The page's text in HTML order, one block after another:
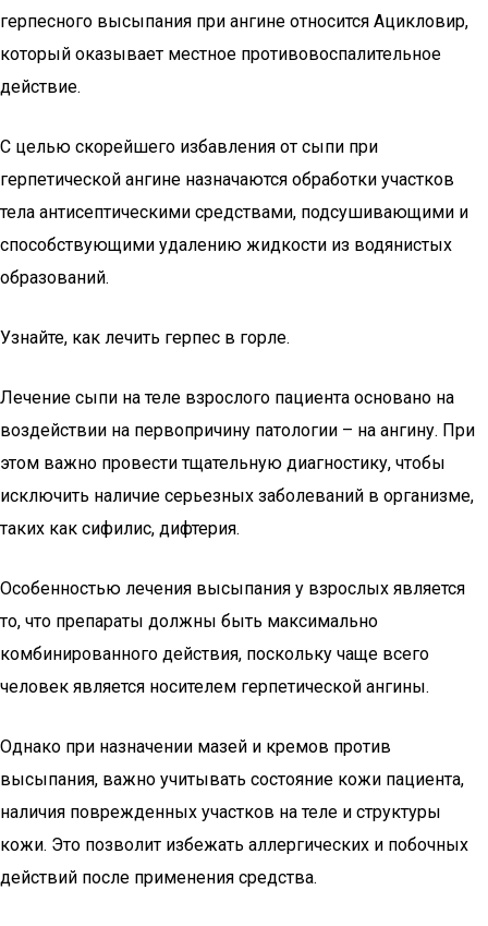
герпесного высыпания при ангине относится Ацикловир,
который оказывает местное противовоспалительное
действие.
С целью скорейшего избавления от сыпи при
герпетической ангине назначаются обработки участков
тела антисептическими средствами, подсушивающими и
способствующими удалению жидкости из водянистых
образований.
Узнайте, как лечить герпес в горле.
Лечение сыпи на теле взрослого пациента основано на
воздействии на первопричину патологии – на ангину. При
этом важно провести тщательную диагностику, чтобы
исключить наличие серьезных заболеваний в организме,
таких как сифилис, дифтерия.
Особенностью лечения высыпания у взрослых является
то, что препараты должны быть максимально
комбинированного действия, поскольку чаще всего
человек является носителем герпетической ангины.
Однако при назначении мазей и кремов против
высыпания, важно учитывать состояние кожи пациента,
наличия поврежденных участков на теле и структуры
кожи. Это позволит избежать аллергических и побочных
действий после применения средства.